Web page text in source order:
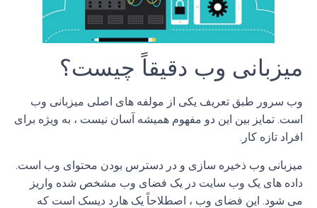
میزبانی وب دقیقاً چیست؟
وب سرور طبق تعریف یکی از مولفه های اصلی میزبانی وب
است. تمایز بین این دو مفهوم همیشه آسان نیست ، به ویژه برای
افراد تازه کار.
میزبانی وب ذخیره سازی و در دسترس بودن محتوای وب است.
داده های یک وب سایت در یک فضای وب مشخص شده واریز
می شود. این فضای وب ، اصطلاحاً یک هارد دیسک است که